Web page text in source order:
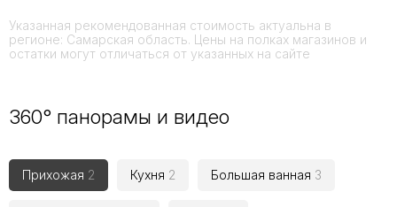
Указанная рекомендованная стоимость актуальна в
регионе: Самарская область. Цены на полках магазинов и
остатки могут отличаться от указанных на сайте
360° панорамы и видео
Прихожая 2 Кухня 2 Большая ванная 3